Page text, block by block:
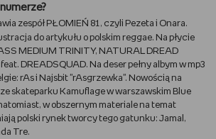
zespół PŁOMIEŃ 81, czyli Pezeta i Onara.
do artykułu o polskim reggae. Na płycie
MEDIUM TRINITY, NATURAL DREAD
DREADSQUAD. Na deser pełny albym w mp3
rAs i Najsbit "rAsgrzewka". Nowością na
skateparku Kamuflage w warszawskim Blue
w obszernym materiale na temat
polski rynek tworcy tego gatunku: Jamal,
Tre.